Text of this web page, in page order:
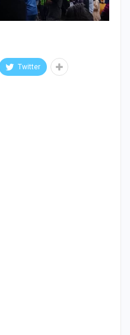
Twitter